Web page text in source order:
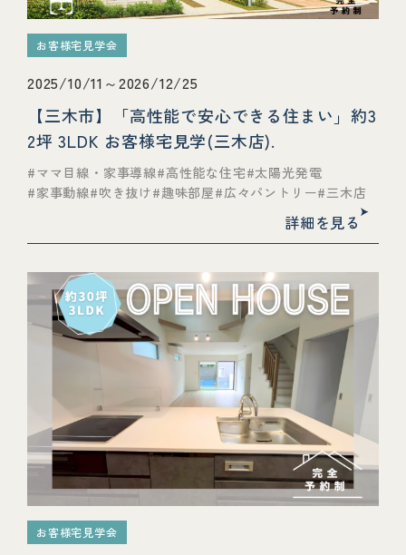
お客様宅見学会
2025/10/11～2026/12/25
【三木市】「高性能で安心できる住まい」約3
2坪 3LDK お客様宅見学(三木店).
ママ目線・家事導線 高性能な住宅 太陽光発電
家事動線 吹き抜け 趣味部屋 広々パントリー 三木店
詳細を見る
お客様宅見学会